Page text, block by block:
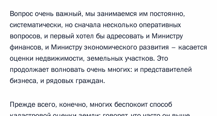
Вопрос очень важный, мы занимаемся им постоянно,
систематически, но сначала несколько оперативных
вопросов, и первый хотел бы адресовать и Министру
финансов, и Министру экономического развития – касается
оценки недвижимости, земельных участков. Это
продолжает волновать очень многих: и представителей
бизнеса, и рядовых граждан.
Прежде всего, конечно, многих беспокоит способ